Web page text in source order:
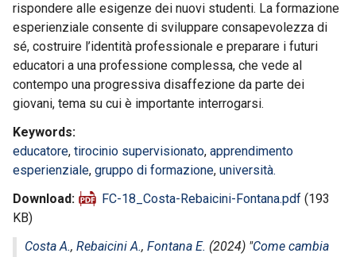
rispondere alle esigenze dei nuovi studenti. La formazione
esperienziale consente di sviluppare consapevolezza di
sé, costruire l’identità professionale e preparare i futuri
educatori a una professione complessa, che vede al
contempo una progressiva disaffezione da parte dei
giovani, tema su cui è importante interrogarsi.
Keywords
educatore, tirocinio supervisionato, apprendimento
esperienziale, gruppo di formazione, università.
Download
FC-18_Costa-Rebaicini-Fontana.pdf (193
KB)
Costa A., Rebaicini A., Fontana E. (2024) "Come cambia